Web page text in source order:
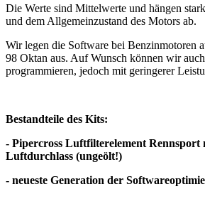
Die Werte sind Mittelwerte und hängen
und dem Allgemeinzustand des Motors ab.
Wir legen die Software bei Benzinmotoren
98 Oktan aus. Auf Wunsch können wir
programmieren, jedoch mit geringerer
Bestandteile des Kits:
- Pipercross Luftfilterelement Rennsport
Luftdurchlass (ungeölt!)
- neueste Generation der